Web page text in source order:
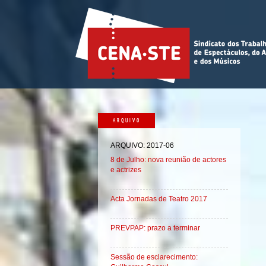
ARQUIVO
ARQUIVO: 2017-06
8 de Julho: nova reunião de actores
e actrizes
Acta Jornadas de Teatro 2017
PREVPAP: prazo a terminar
Sessão de esclarecimento: